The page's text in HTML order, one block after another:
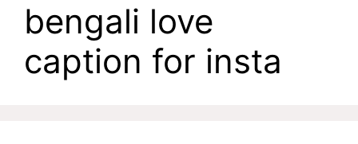
bengali love
caption for insta